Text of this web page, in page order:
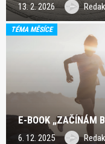
13. 2. 2026
TÉMA MĚSÍCE
E-BOOK „ZAČÍNÁM
6. 12. 2025